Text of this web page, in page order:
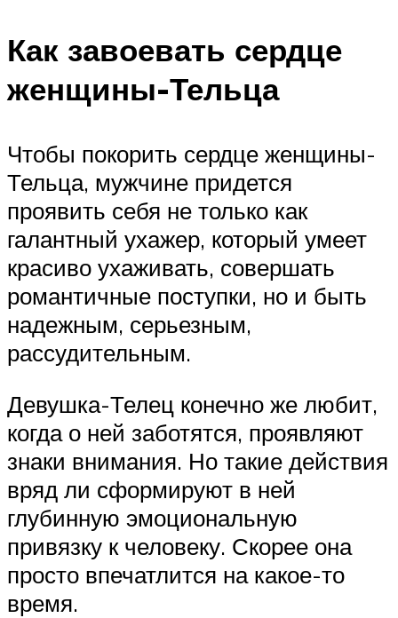
Как завоевать сердце
женщины-Тельца
Чтобы покорить сердце женщины-
Тельца, мужчине придется
проявить себя не только как
галантный ухажер, который умеет
красиво ухаживать, совершать
романтичные поступки, но и быть
надежным, серьезным,
рассудительным.
Девушка-Телец конечно же любит,
когда о ней заботятся, проявляют
знаки внимания. Но такие действия
вряд ли сформируют в ней
глубинную эмоциональную
привязку к человеку. Скорее она
просто впечатлится на какое-то
время.